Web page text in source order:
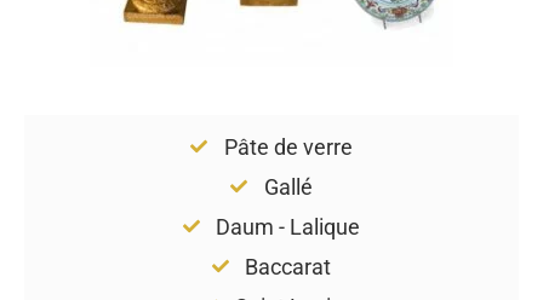
Pâte de verre
Gallé
Daum - Lalique
Baccarat